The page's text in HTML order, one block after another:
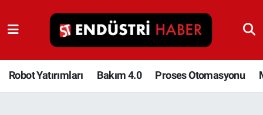
Robot Yatırımları Bakım 4.0 Proses Otomasyonu
Robot Yatırımları
Bakım 4.0